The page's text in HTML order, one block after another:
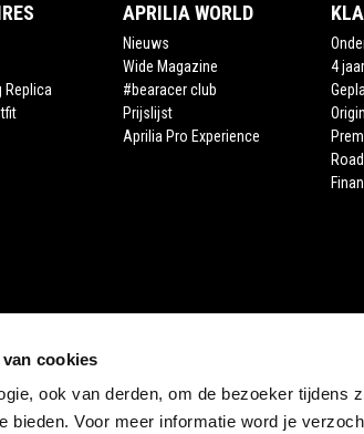
cookies
ook van derden, om de bezoeker tijdens
bieden. Voor meer informatie word je
Replica
APRILIA WORLD
Nieuws
Wide Magazine
#bearacer club
Prijslijst
Aprilia Pro Experience
4
STORE APRILIA